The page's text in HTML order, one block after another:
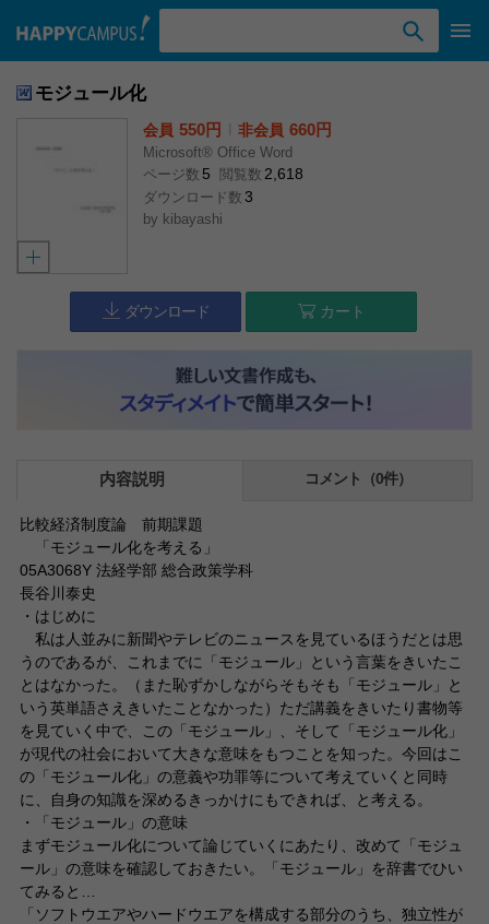
モジュール化
会員 550円 非会員 660円
Microsoft® Office Word
ページ数 5 閲覧数 2,618
ダウンロード数 3
by kibayashi
ダウンロード カート
内容説明 コメント（0件）
比較経済制度論 前期課題
「モジュール化を考える」
05A3068Y 法経学部 総合政策学科
長谷川泰史
・はじめに
私は人並みに新聞やテレビのニュースを見ているほうだとは思
うのであるが、これまでに「モジュール」という言葉をきいたこ
とはなかった。（また恥ずかしながらそもそも「モジュール」と
いう英単語さえきいたことなかった）ただ講義をきいたり書物等
を見ていく中で、この「モジュール」、そして「モジュール化」
が現代の社会において大きな意味をもつことを知った。今回はこ
の「モジュール化」の意義や功罪等について考えていくと同時
に、自身の知識を深めるきっかけにもできれば、と考える。
・「モジュール」の意味
まずモジュール化について論じていくにあたり、改めて「モジュ
ール」の意味を確認しておきたい。「モジュール」を辞書でひい
てみると…
「ソフトウエアやハードウエアを構成する部分のうち、独立性が